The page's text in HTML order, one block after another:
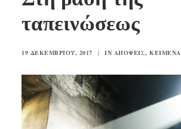
ΑΝΑΚΟΙΝΩΣΕΙΣ
VIDEO
ΠΑΛΑΙΑ ΣΥΝΟΔΟΙΠΟΡΙΑ
ταπεινώσεως
19 ΔΕΚΕΜΒΡΊΟΥ, 2017 | IN ΑΠΌΨΕΙΣ, ΚΕΊΜΕΝΑ